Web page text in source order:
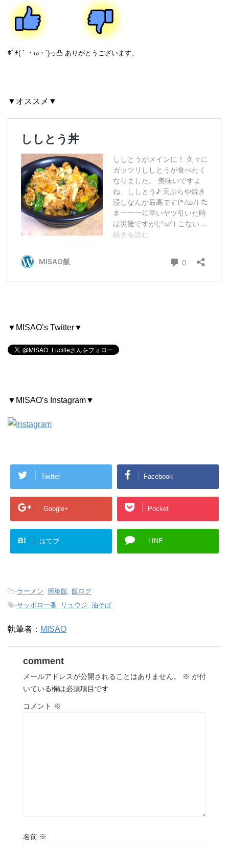
ﾎﾟﾁ(｀・ω・´)っ凸 ありがとうございます。
▼オススメ▼
▼MISAO’s Twitter▼
▼MISAO’s Instagram▼
Twitter Facebook
Google+ Pocket
B! はてブ LINE
-ラーメン 簡単飯 飯ログ
-サッポロ一番 リュウジ 油そば
執筆者： MISAO
comment
メールアドレスが公開されることはありません。 ※ が付
いている欄は必須項目です
コメント ※
名前 ※